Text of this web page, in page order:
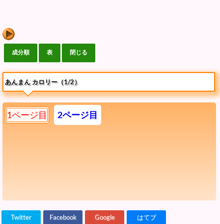
あんまん カロリー（1/2）
1ページ目 2ページ目
Twitter Facebook Google はてブ